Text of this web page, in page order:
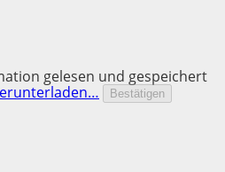
gelesen und gespeichert
Bestätigen